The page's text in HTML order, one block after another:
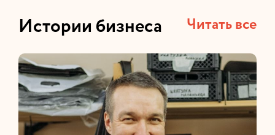
Истории бизнеса Читать все